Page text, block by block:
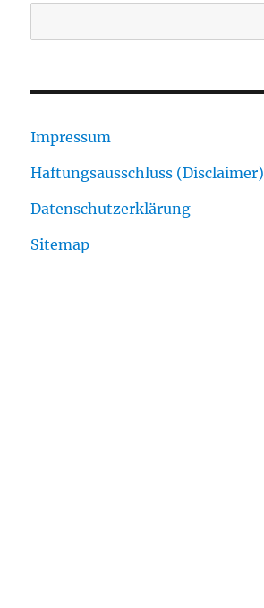
Impressum
Haftungsausschluss (Disclaimer)
Datenschutzerklärung
Sitemap